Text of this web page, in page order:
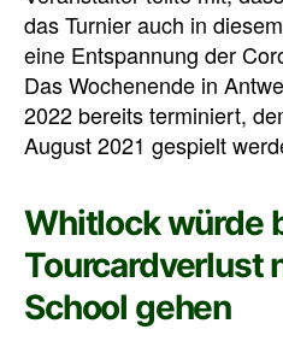
das Turnier auch in
eine Entspannung der
Das Wochenende in
2022 bereits terminiert,
August 2021 gespielt
Whitlock würde
Tourcardverlust
School gehen